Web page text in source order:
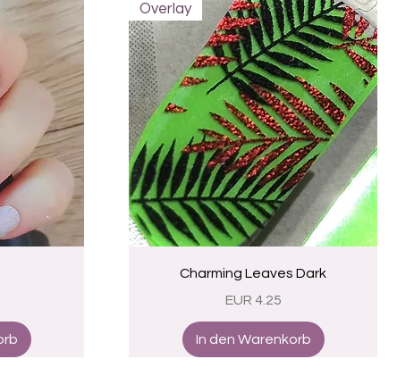
Schnellansicht
Overlay
Charming Leaves Dark
Preis
EUR 4.25
In den Warenkorb